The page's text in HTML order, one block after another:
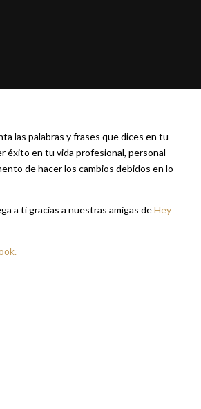
las palabras y frases que dices en tu
éxito en tu vida profesional, personal
de hacer los cambios debidos en lo
a ti gracias a nuestras amigas deHey